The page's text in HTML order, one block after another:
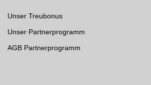
Unser Treubonus
Unser Partnerprogramm
AGB Partnerprogramm